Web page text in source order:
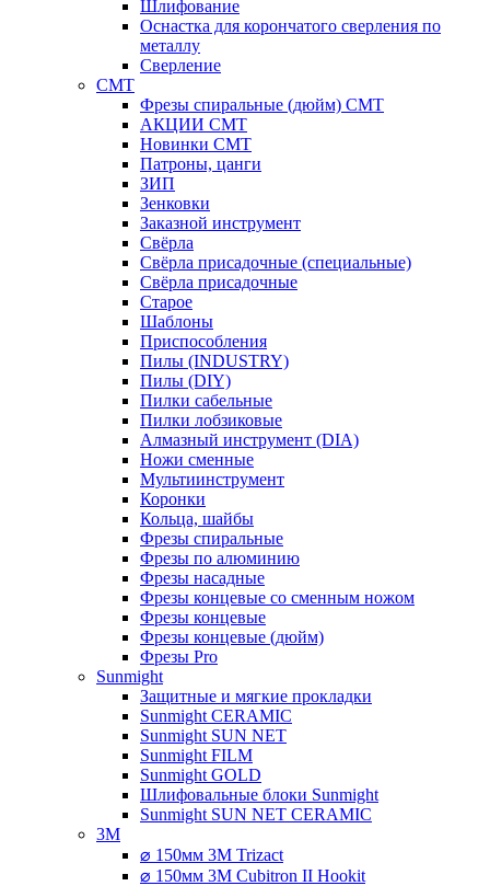
Шлифование
Оснастка для корончатого сверления по
металлу
Сверление
CMT
Фрезы спиральные (дюйм) СМТ
АКЦИИ СМТ
Новинки CMT
Патроны, цанги
ЗИП
Зенковки
Заказной инструмент
Свёрла
Свёрла присадочные (специальные)
Свёрла присадочные
Старое
Шаблоны
Приспособления
Пилы (INDUSTRY)
Пилы (DIY)
Пилки сабельные
Пилки лобзиковые
Алмазный инструмент (DIA)
Ножи сменные
Мультиинструмент
Коронки
Кольца, шайбы
Фрезы спиральные
Фрезы по алюминию
Фрезы насадные
Фрезы концевые со сменным ножом
Фрезы концевые
Фрезы концевые (дюйм)
Фрезы Pro
Sunmight
Защитные и мягкие прокладки
Sunmight CERAMIC
Sunmight SUN NET
Sunmight FILM
Sunmight GOLD
Шлифовальные блоки Sunmight
Sunmight SUN NET CERAMIC
3M
⌀ 150мм 3M Trizact
⌀ 150мм 3M Cubitron II Hookit